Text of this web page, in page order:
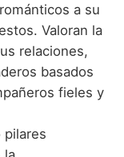
a su
Valoran la
relaciones,
basados
fieles y
pilares